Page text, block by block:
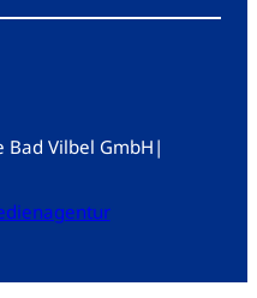
Bad Vilbel GmbH |